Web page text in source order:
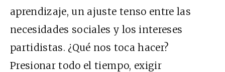
aprendizaje, un ajuste tenso entre las
necesidades sociales y los intereses
partidistas. ¿Qué nos toca hacer?
Presionar todo el tiempo, exigir